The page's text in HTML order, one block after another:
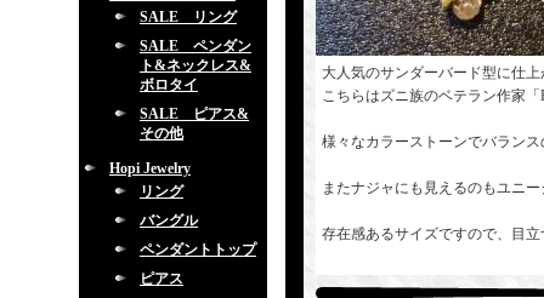
SALE リング
SALE ペンダン
ト&ネックレス&
ボロタイ
SALE ピアス&
その他
Hopi Jewelry
リング
バングル
ペンダントトップ
ピアス
大人気のサンダーバード型に仕
こちらはズニ族のベテラン作家
様々なカラーストーンでバラン
またナジャにも見えるのもユニ
存在感あるサイズですので、目